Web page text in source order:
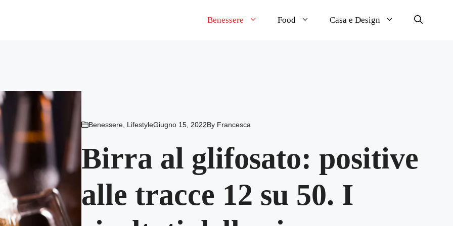
Benessere Food Casa e Design
Benessere, LifestyleGiugno 15, 2022By Francesca
Birra al glifosato: positive
alle tracce 12 su 50. I